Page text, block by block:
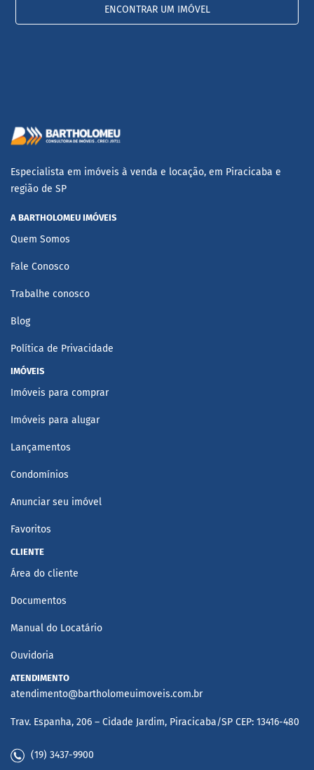
ENCONTRAR UM IMÓVEL
Especialista em imóveis à venda e locação, em Piracicaba e
região de SP
A BARTHOLOMEU IMÓVEIS
Quem Somos
Fale Conosco
Trabalhe conosco
Blog
Política de Privacidade
IMÓVEIS
Imóveis para comprar
Imóveis para alugar
Lançamentos
Condomínios
Anunciar seu imóvel
Favoritos
CLIENTE
Área do cliente
Documentos
Manual do Locatário
Ouvidoria
ATENDIMENTO
atendimento@bartholomeuimoveis.com.br
Trav. Espanha, 206 – Cidade Jardim, Piracicaba/SP CEP: 13416-480
(19) 3437-9900